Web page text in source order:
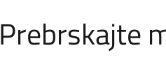
Prebrskajte